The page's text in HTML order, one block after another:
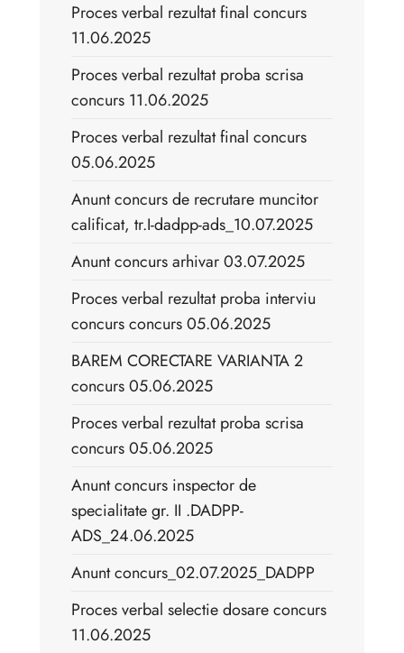
Proces verbal rezultat final concurs
11.06.2025
Proces verbal rezultat proba scrisa
concurs 11.06.2025
Proces verbal rezultat final concurs
05.06.2025
Anunt concurs de recrutare muncitor
calificat, tr.I-dadpp-ads_10.07.2025
Anunt concurs arhivar 03.07.2025
Proces verbal rezultat proba interviu
concurs concurs 05.06.2025
BAREM CORECTARE VARIANTA 2
concurs 05.06.2025
Proces verbal rezultat proba scrisa
concurs 05.06.2025
Anunt concurs inspector de
specialitate gr. II .DADPP-
ADS_24.06.2025
Anunt concurs_02.07.2025_DADPP
Proces verbal selectie dosare concurs
11.06.2025